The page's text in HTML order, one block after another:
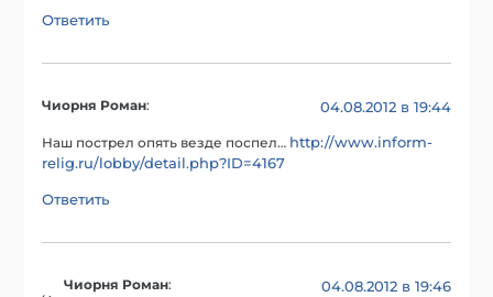
Ответить
Чиорня Роман: 04.08.2012 в 19:44
Наш пострел опять везде поспел… http://www.inform-
relig.ru/lobby/detail.php?ID=4167
Ответить
Чиорня Роман: 04.08.2012 в 19:46